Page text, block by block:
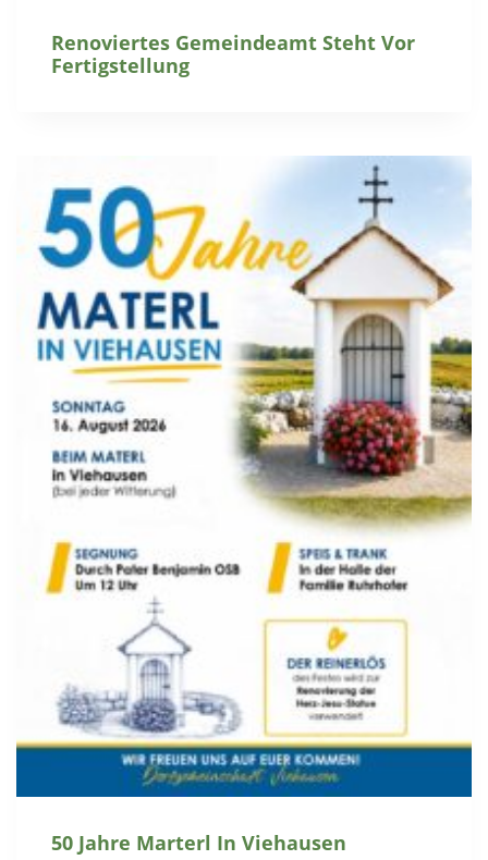
Renoviertes Gemeindeamt Steht Vor
Fertigstellung
50 Jahre Marterl In Viehausen